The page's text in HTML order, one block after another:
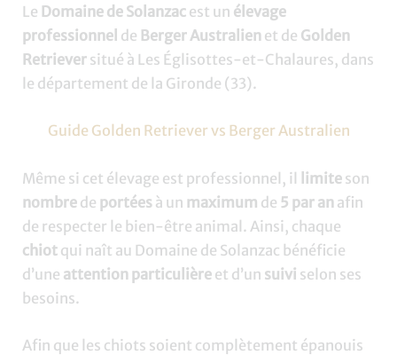
Le Domaine de Solanzac est un élevage
professionnel de Berger Australien et de Golden
Retriever situé à Les Églisottes-et-Chalaures, dans
le département de la Gironde (33).
Guide Golden Retriever vs Berger Australien
Même si cet élevage est professionnel, il limite son
nombre de portées à un maximum de 5 par an afin
de respecter le bien-être animal. Ainsi, chaque
chiot qui naît au Domaine de Solanzac bénéficie
d’une attention particulière et d’un suivi selon ses
besoins.
Afin que les chiots soient complètement épanouis